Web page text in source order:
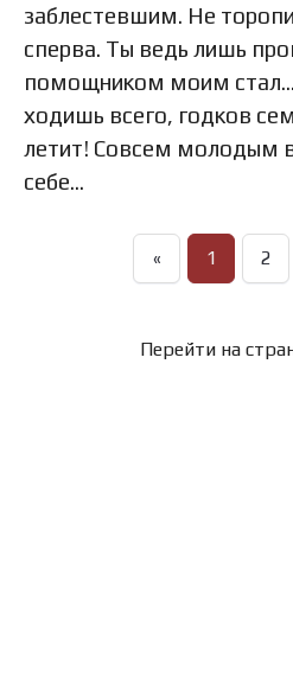
заблестевшим. Не
сперва. Ты ведь лишь
помощником моим стал…
ходишь всего, годков
летит! Совсем молодым
себе…
« 1 2
Перейти на